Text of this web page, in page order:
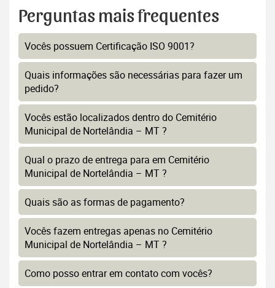
Perguntas mais frequentes
Vocês possuem Certificação ISO 9001?
Quais informações são necessárias para fazer um
pedido?
Vocês estão localizados dentro do Cemitério
Municipal de Nortelândia – MT ?
Qual o prazo de entrega para em Cemitério
Municipal de Nortelândia – MT ?
Quais são as formas de pagamento?
Vocês fazem entregas apenas no Cemitério
Municipal de Nortelândia – MT ?
Como posso entrar em contato com vocês?